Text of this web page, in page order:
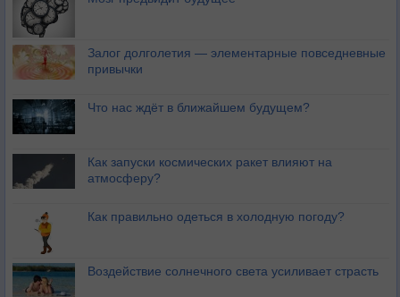
Залог долголетия — элементарные повседневные
привычки
Что нас ждёт в ближайшем будущем?
Как запуски космических ракет влияют на
атмосферу?
Как правильно одеться в холодную погоду?
Воздействие солнечного света усиливает страсть